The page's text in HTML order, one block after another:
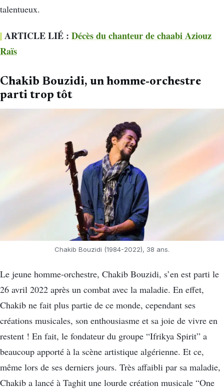
talentueux.
| ARTICLE LIÉ : Décès du chanteur de chaabi Aziouz
Raïs
Chakib Bouzidi, un homme-orchestre
parti trop tôt
Chakib Bouzidi (1984-2022), 38 ans.
Le jeune homme-orchestre, Chakib Bouzidi, s’en est parti le
26 avril 2022 après un combat avec la maladie. En effet,
Chakib ne fait plus partie de ce monde, cependant ses
créations musicales, son enthousiasme et sa joie de vivre en
restent ! En fait, le fondateur du groupe “Ifrikya Spirit” a
beaucoup apporté à la scène artistique algérienne. Et ce,
même lors de ses derniers jours. Très affaibli par sa maladie,
Chakib a lancé à Taghit une lourde création musicale “One